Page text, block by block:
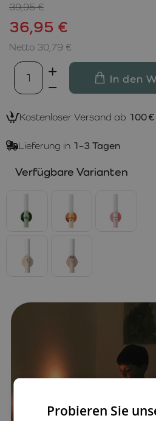
36,95 €
39,95 €
Netto 30,79 €
In den
Kostenloser Versand ab 100 €
Lieferung in 1–3 Tagen
Verfügbare Varianten
Probieren Sie